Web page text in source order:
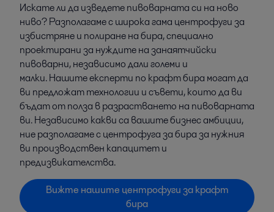
Искате ли да изведете пивоварната си на ново
ниво? Разполагаме с широка гама центрофуги за
избистряне и полиране на бира, специално
проектирани за нуждите на занаятчийски
пивоварни, независимо дали големи и
малки. Нашите експерти по крафт бира могат да
ви предложат технологии и съвети, които да ви
бъдат от полза в разрастването на пивоварната
ви. Независимо какви са вашите бизнес амбиции,
ние разполагаме с центрофуга за бира за нужния
ви производствен капацитет и
предизвикателства.
Вижте нашите центрофуги за крафт
бира